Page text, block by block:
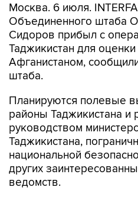
Москва. 6 июля.
Объединенного штаба
Сидоров прибыл с
Таджикистан для
Афганистаном,
штаба.
Планируются полевые
районы Таджикистана и
руководством
Таджикистана,
национальной
других
ведомств.